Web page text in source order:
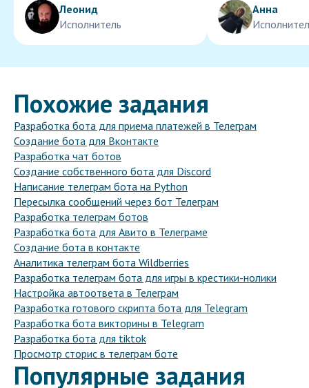
Леонид
Исполнитель
Анна
Похожие задания
Разработка бота для приема платежей в Телеграм
Создание бота для Вконтакте
Разработка чат ботов
Создание собственного бота для Discord
Написание телеграм бота на Python
Пересылка сообщений через бот Телеграм
Разработка телеграм ботов
Разработка бота для Авито в Телеграме
Создание бота в контакте
Аналитика телеграм бота Wildberries
Разработка телеграм бота для игры в крестики-нолики
Настройка автоответа в Телеграм
Разработка готового скрипта бота для Telegram
Разработка бота викторины в Telegram
Разработка бота для tiktok
Просмотр сторис в телеграм боте
Популярные задания